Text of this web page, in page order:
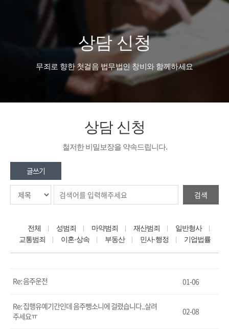
상담 신청
무죄로 향한 첫걸음 법무법인 창비와 함께하세요
상담 신청
철저한 비밀보장을 약속드립니다.
글쓰기
검색
전체 성범죄 마약범죄 재산범죄
일반형사
교통범죄
이혼·상속 부동산 민사·행정 기업법률
Re: 음주운전 01-06
Re: 집행유예기간인데 음주뺑소니에 걸렸습니다..살려
주세요ㅠ
02-08